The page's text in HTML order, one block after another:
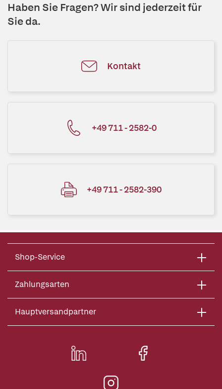
Haben Sie Fragen? Wir sind jederzeit für
Sie da.
Kontakt
+49 711 - 2582-0
+49 711 - 2582-390
Shop-Service
Zahlungsarten
Hauptversandpartner